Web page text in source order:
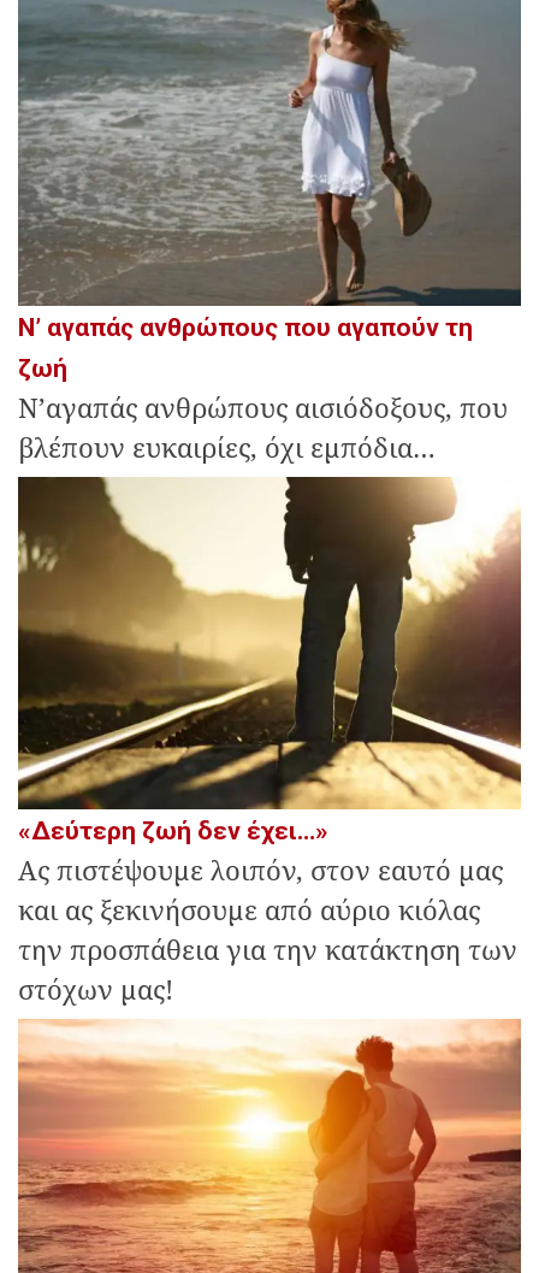
Ν’ αγαπάς ανθρώπους που αγαπούν τη
ζωή
Ν’αγαπάς ανθρώπους αισιόδοξους, που
βλέπουν ευκαιρίες, όχι εμπόδια…
«Δεύτερη ζωή δεν έχει…»
Ας πιστέψουμε λοιπόν, στον εαυτό μας
και ας ξεκινήσουμε από αύριο κιόλας
την προσπάθεια για την κατάκτηση των
στόχων μας!